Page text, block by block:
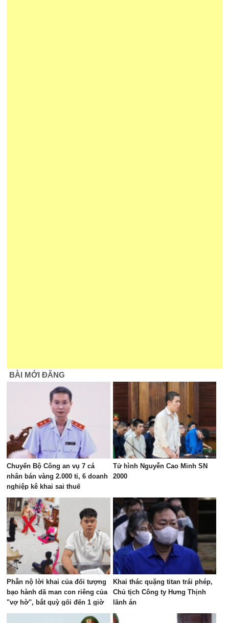
BÀI MỚI ĐĂNG
Chuyển Bộ Công an vụ 7 cá
nhân bán vàng 2.000 tỉ, 6 doanh
nghiệp kê khai sai thuế
Tử hình Nguyễn Cao Minh SN
2000
Phẫn nộ lời khai của đối tượng
bạo hành dã man con riêng của
"vợ hờ", bắt quỳ gối đến 1 giờ
sáng
Khai thác quặng titan trái phép,
Chủ tịch Công ty Hưng Thịnh
lãnh án